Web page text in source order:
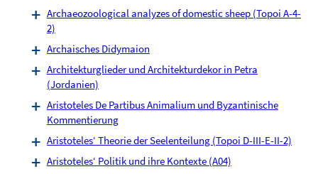
Archaeozoological analyzes of domestic sheep (Topoi A-4-
2)
Archaisches Didymaion
Architekturglieder und Architekturdekor in Petra
(Jordanien)
Aristoteles De Partibus Animalium und Byzantinische
Kommentierung
Aristoteles‘ Theorie der Seelenteilung (Topoi D-III-E-II-2)
Aristoteles‘ Politik und ihre Kontexte (A04)